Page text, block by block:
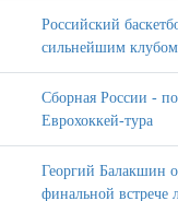
Российский
сильнейшим
Сборная России -
Еврохоккей-тура
Георгий Балакшин
финальной встрече